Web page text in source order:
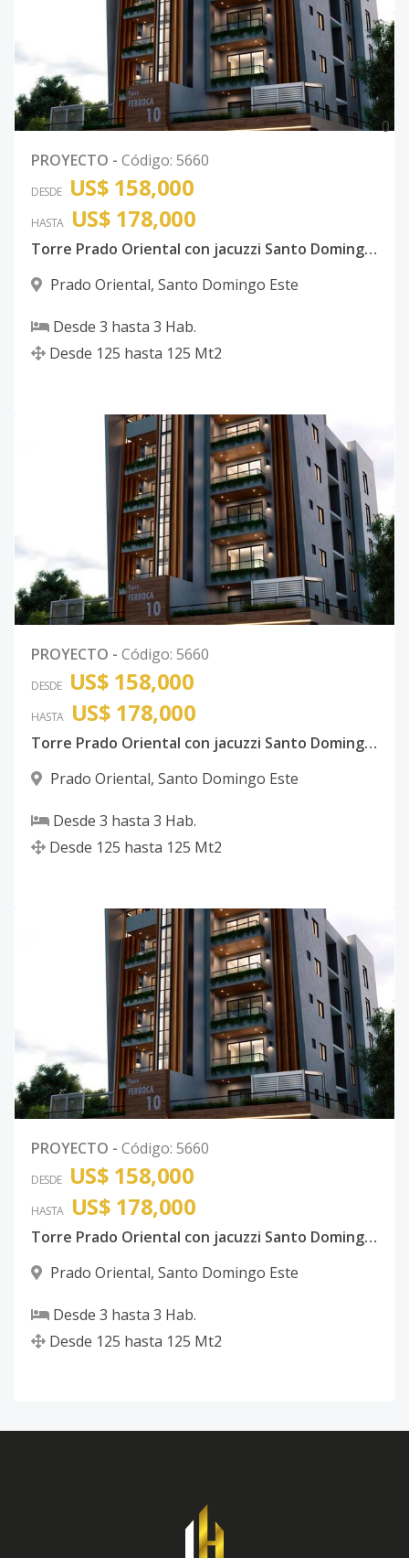
0
PROYECTO - Código: 5660
DESDE US$ 158,000
HASTA US$ 178,000
Torre Prado Oriental con jacuzzi Santo Domingo Este con ancestor
Prado Oriental, Santo Domingo Este
Desde 3 hasta 3 Hab.
Desde 125 hasta 125 Mt2
PROYECTO - Código: 5660
DESDE US$ 158,000
HASTA US$ 178,000
Torre Prado Oriental con jacuzzi Santo Domingo Este con ancestor
Prado Oriental, Santo Domingo Este
Desde 3 hasta 3 Hab.
Desde 125 hasta 125 Mt2
PROYECTO - Código: 5660
DESDE US$ 158,000
HASTA US$ 178,000
Torre Prado Oriental con jacuzzi Santo Domingo Este con ancestor
Prado Oriental, Santo Domingo Este
Desde 3 hasta 3 Hab.
Desde 125 hasta 125 Mt2